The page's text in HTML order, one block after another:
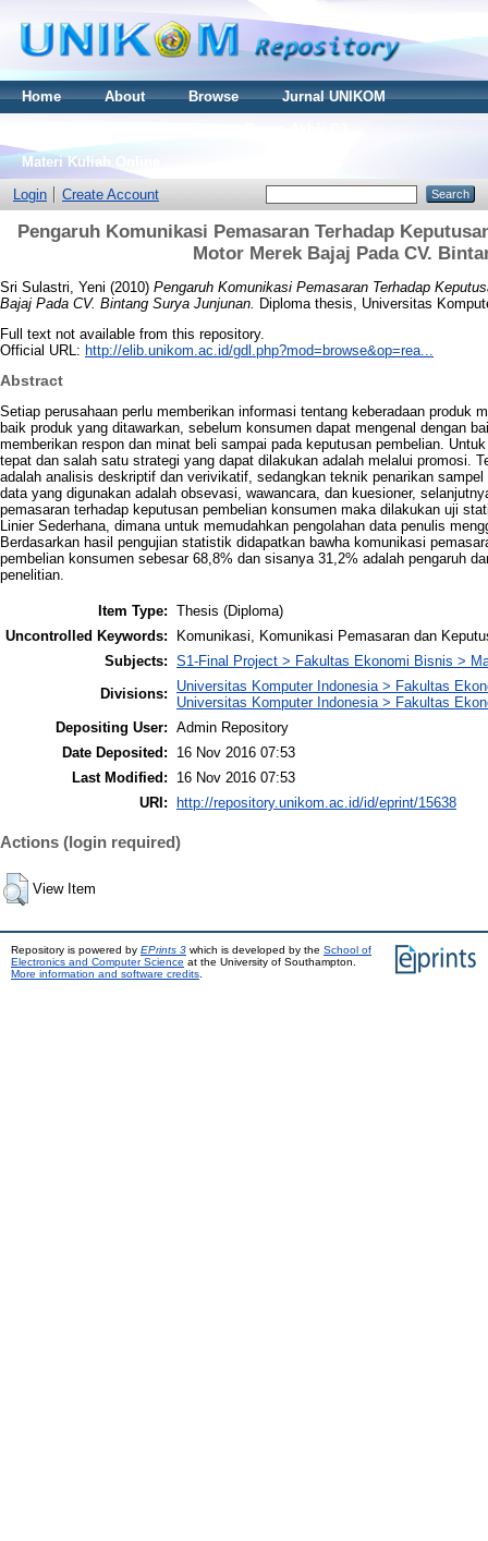
Home About Browse
Jurnal UNIKOM
Materi Kuliah Online
Login
Create Account
Pengaruh Komunikasi Pemasaran Terhadap
Motor Merek Bajaj Pada CV.
Sri Sulastri, Yeni (2010) Pengaruh Komunikasi Pemasaran Terhadap
Bajaj Pada CV. Bintang Surya Junjunan.
Diploma thesis, Universitas
Full text not available from this repository.
Official URL: http://elib.unikom.ac.id/gdl.php?mod=browse&op=rea...
Abstract
Setiap perusahaan perlu memberikan informasi tentang keberadaan produk
baik produk yang ditawarkan, sebelum konsumen dapat mengenal dengan
memberikan respon dan minat beli sampai pada keputusan pembelian.
tepat dan salah satu strategi yang dapat dilakukan adalah melalui promosi.
adalah analisis deskriptif dan verivikatif, sedangkan teknik penarikan
data yang digunakan adalah obsevasi, wawancara, dan kuesioner,
pemasaran terhadap keputusan pembelian konsumen maka dilakukan uji
Linier Sederhana, dimana untuk memudahkan pengolahan data penulis
Berdasarkan hasil pengujian statistik didapatkan bawha komunikasi
pembelian konsumen sebesar 68,8% dan sisanya 31,2% adalah pengaruh
penelitian.
Item Type: Thesis (Diploma)
Uncontrolled Keywords:
Komunikasi, Komunikasi Pemasaran dan
Subjects: S1-Final Project > Fakultas Ekonomi Bisnis >
Divisions:
Universitas Komputer Indonesia > Fakultas
Universitas Komputer Indonesia > Fakultas
Depositing User: Admin Repository
Date Deposited:
16 Nov 2016 07:53
Last Modified:
16 Nov 2016 07:53
URI:
http://repository.unikom.ac.id/id/eprint/15638
Actions (login required)
View Item
Repository is powered by EPrints 3 which is developed by the School of
Electronics and Computer Science at the University of Southampton.
More information and software credits